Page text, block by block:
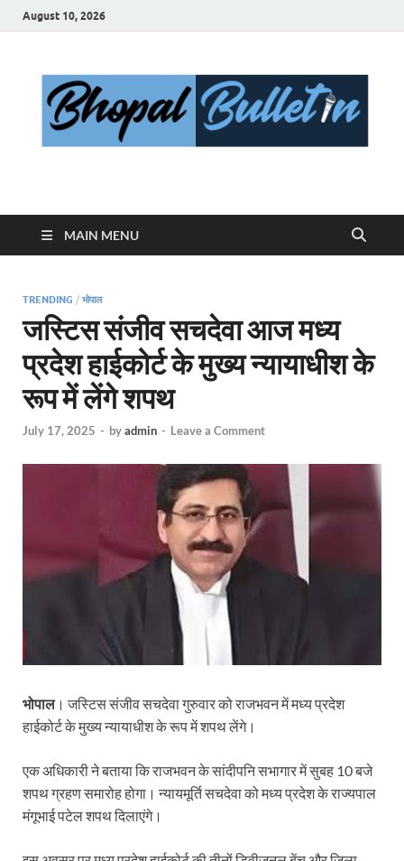
August 10, 2026
Bhopal Bulletin
MAIN MENU
TRENDING / भोपाल
जस्टिस संजीव सचदेवा आज मध्य
प्रदेश हाईकोर्ट के मुख्य न्यायाधीश के
रूप में लेंगे शपथ
July 17, 2025 - byadmin - Leave a Comment
भोपाल। जस्टिस संजीव सचदेवा गुरुवार को राजभवन में मध्य प्रदेश
हाईकोर्ट के मुख्य न्यायाधीश के रूप में शपथ लेंगे।
एक अधिकारी ने बताया कि राजभवन के सांदीपनि सभागार में सुबह 10 बजे
शपथ ग्रहण समारोह होगा। न्यायमूर्ति सचदेवा को मध्य प्रदेश के राज्यपाल
मंगूभाई पटेल शपथ दिलाएंगे।